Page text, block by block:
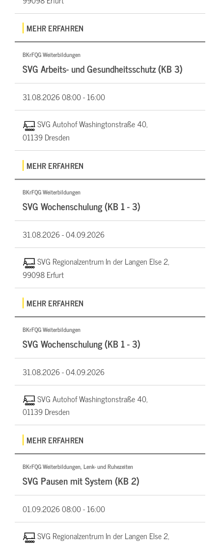
MEHR ERFAHREN
BKrFQG Weiterbildungen
SVG Arbeits- und Gesundheitsschutz (KB 3)
31.08.202608:00 - 16:00
SVG Autohof Washingtonstraße 40,
01139 Dresden
MEHR ERFAHREN
BKrFQG Weiterbildungen
SVG Wochenschulung (KB 1 - 3)
31.08.2026 -04.09.2026
SVG Regionalzentrum In der Langen Else 2,
99098 Erfurt
MEHR ERFAHREN
BKrFQG Weiterbildungen
SVG Wochenschulung (KB 1 - 3)
31.08.2026 -04.09.2026
SVG Autohof Washingtonstraße 40,
01139 Dresden
MEHR ERFAHREN
BKrFQG Weiterbildungen, Lenk- und Ruhezeiten
SVG Pausen mit System (KB 2)
01.09.202608:00 - 16:00
SVG Regionalzentrum In der Langen Else 2,